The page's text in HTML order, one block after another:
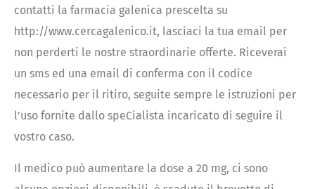
contatti la farmacia galenica prescelta su
http://www.cercagalenico.it, lasciaci la tua email per
non perderti le nostre straordinarie offerte. Riceverai
un sms ed una email di conferma con il codice
necessario per il ritiro, seguite sempre le istruzioni per
l’uso fornite dallo speCialista incaricato di seguire il
vostro caso.
Il medico può aumentare la dose a 20 mg, ci sono